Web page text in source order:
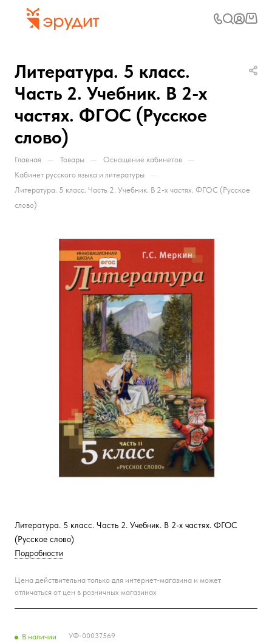
Литература. 5 класс.
Часть 2. Учебник. В 2-х
частях. ФГОС (Русское
слово)
Главная — Товары — Оснащение кабинетов —
Кабинет русского языка и литературы —
Литература. 5 класс. Часть 2. Учебник. В 2-х частях. ФГОС (Русское
слово)
Литература. 5 класс. Часть 2. Учебник. В 2-х частях. ФГОС
(Русское слово)
Подробности
Цена действительна только для интернет-магазина и может
отличаться от цен в розничных магазинах
В наличии УФ-00037569